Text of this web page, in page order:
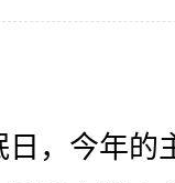
，今年的